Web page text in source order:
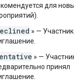
для новых
» — Участник
» — Участник
принял